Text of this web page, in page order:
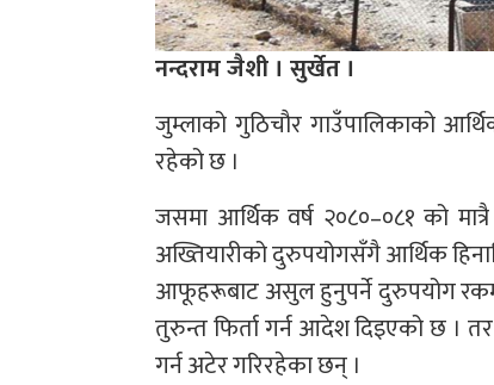
नन्दराम जैशी । सुर्खेत ।
जुम्लाको गुठिचौर गाउँपालिकाको
रहेको छ ।
जसमा आर्थिक वर्ष २०८०–०८१ को
अख्तियारीको दुरुपयोगसँगै आर्थिक
आफूहरूबाट असुल हुनुपर्ने दुरुपयोग रकम
तुरुन्त फिर्ता गर्न आदेश दिइएको छ ।
गर्न अटेर गरिरहेका छन् ।